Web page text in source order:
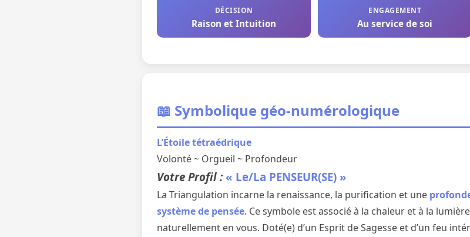
DÉCISION
Raison et Intuition
ENGAGEMENT
Au service de soi
📖 Symbolique géo-numérologique
L’Étoile tétraédrique
Volonté ~ Orgueil ~ Profondeur
Votre Profil : « Le/La PENSEUR(SE) »
La Triangulation incarne la renaissance, la purification et une
système de pensée. Ce symbole est associé à la chaleur et à la
naturellement en vous. Doté(e) d’un Esprit de Sagesse et d’un feu